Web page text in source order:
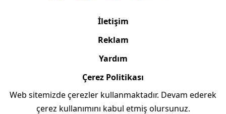
İletişim
Reklam
Yardım
Çerez Politikası
Copyright © 2006/2024 Canlimobeseizle.com
Web sitemizde çerezler kullanmaktadır. Devam ederek
çerez kullanımını kabul etmiş olursunuz.